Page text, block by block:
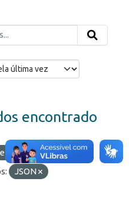
encontrado
IED
JSON